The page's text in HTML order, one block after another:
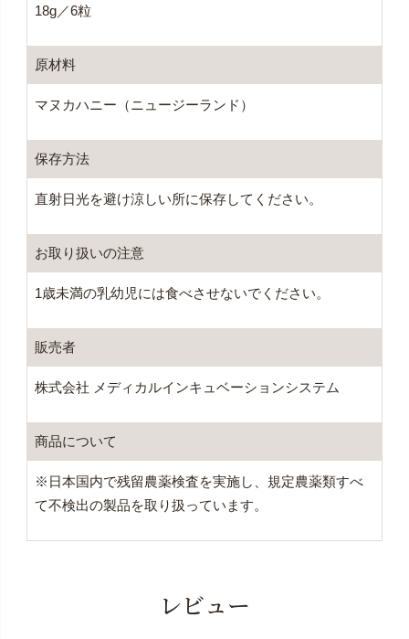
18g／6粒
原材料
マヌカハニー（ニュージーランド）
保存方法
直射日光を避け涼しい所に保存してください。
お取り扱いの注意
1歳未満の乳幼児には食べさせないでください。
販売者
株式会社 メディカルインキュベーションシステム
商品について
※日本国内で残留農薬検査を実施し、規定農薬類すべ
て不検出の製品を取り扱っています。
レビュー